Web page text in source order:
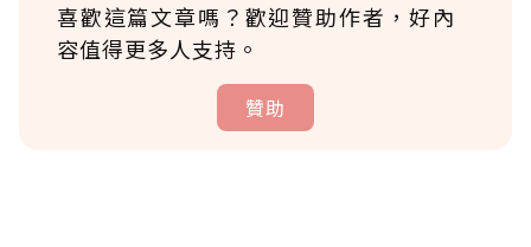
喜歡這篇文章嗎？歡迎贊助作者，好內
容值得更多人支持。
贊助